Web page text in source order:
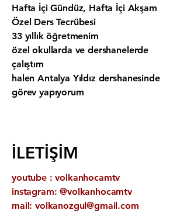
Hafta İçi Gündüz, Hafta İçi Akşam
Özel Ders Tecrübesi
33 yıllık öğretmenim
özel okullarda ve dershanelerde
çalıştım
halen Antalya Yıldız dershanesinde
görev yapıyorum
İLETİŞİM
youtube : volkanhocamtv
instagram: @volkanhocamtv
mail:volkanozgul@gmail.com